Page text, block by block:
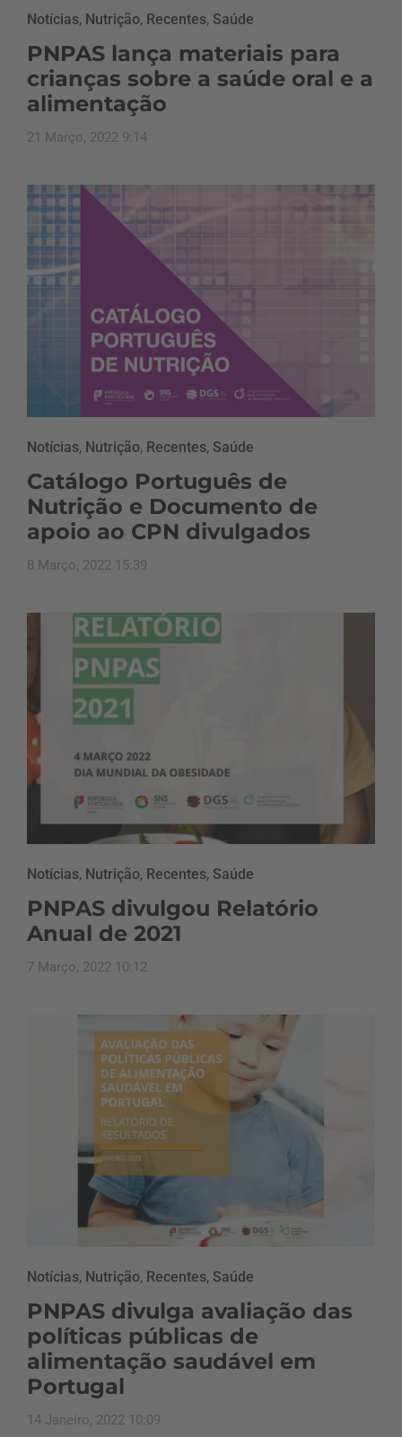
Notícias, Nutrição, Recentes, Saúde
PNPAS lança materiais para
crianças sobre a saúde oral e a
alimentação
21 Março, 2022 9:14
Notícias, Nutrição, Recentes, Saúde
Catálogo Português de
Nutrição e Documento de
apoio ao CPN divulgados
8 Março, 2022 15:39
Notícias, Nutrição, Recentes, Saúde
PNPAS divulgou Relatório
Anual de 2021
7 Março, 2022 10:12
Notícias, Nutrição, Recentes, Saúde
PNPAS divulga avaliação das
políticas públicas de
alimentação saudável em
Portugal
14 Janeiro, 2022 10:09